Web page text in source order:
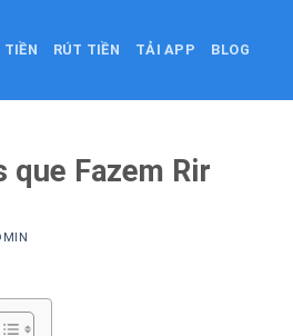
TIỀN RÚT TIỀN TẢI APP BLOG
que Fazem Rir